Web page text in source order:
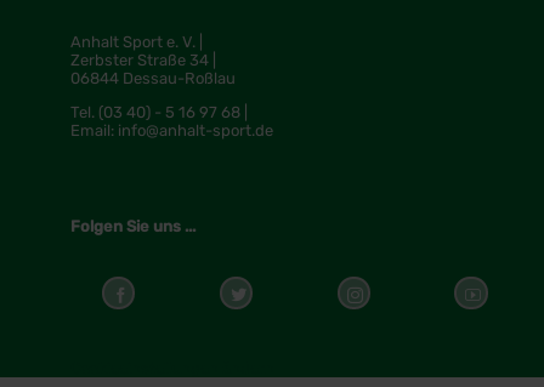
Anhalt Sport e. V. |
Zerbster Straße 34 |
06844 Dessau-Roßlau
Tel. (03 40) - 5 16 97 68 |
Email: info@anhalt-sport.de
Folgen Sie uns ...